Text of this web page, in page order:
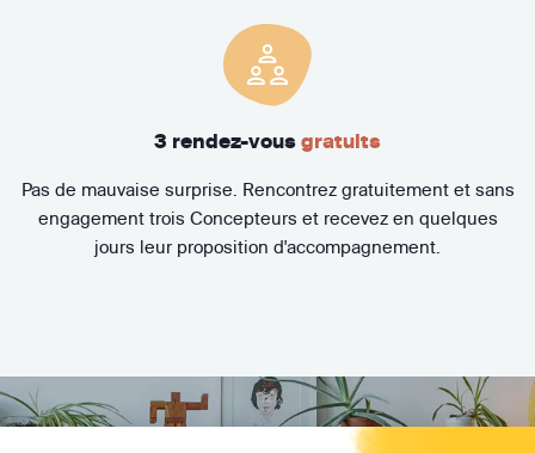
3 rendez-vous gratuits
Pas de mauvaise surprise. Rencontrez gratuitement et sans
engagement trois Concepteurs et recevez en quelques
jours leur proposition d'accompagnement.